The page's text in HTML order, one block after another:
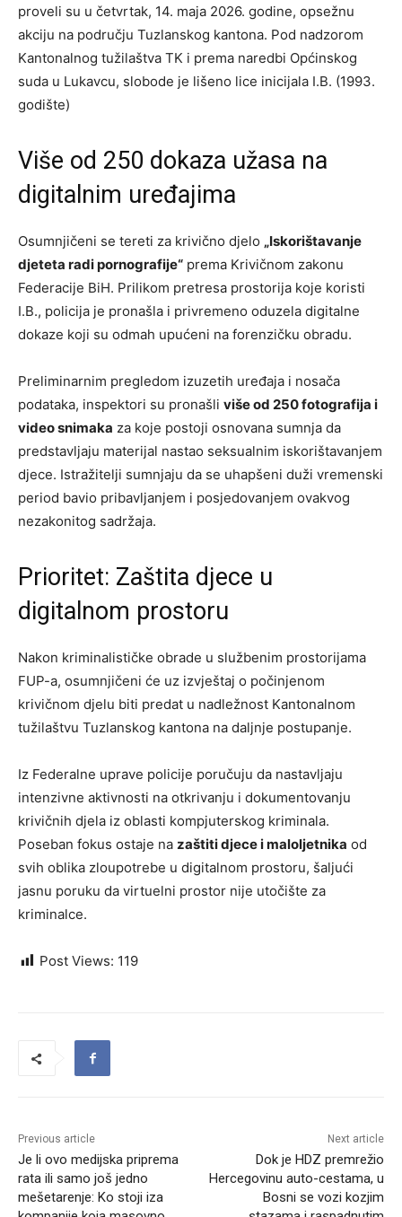
proveli su u četvrtak, 14. maja 2026. godine, opsežnu
akciju na području Tuzlanskog kantona. Pod nadzorom
Kantonalnog tužilaštva TK i prema naredbi Općinskog
suda u Lukavcu, slobode je lišeno lice inicijala I.B. (1993.
godište)
Više od 250 dokaza užasa na
digitalnim uređajima
Osumnjičeni se tereti za krivično djelo „Iskorištavanje
djeteta radi pornografije“ prema Krivičnom zakonu
Federacije BiH. Prilikom pretresa prostorija koje koristi
I.B., policija je pronašla i privremeno oduzela digitalne
dokaze koji su odmah upućeni na forenzičku obradu.
Preliminarnim pregledom izuzetih uređaja i nosača
podataka, inspektori su pronašli više od 250 fotografija i
video snimaka za koje postoji osnovana sumnja da
predstavljaju materijal nastao seksualnim iskorištavanjem
djece. Istražitelji sumnjaju da se uhapšeni duži vremenski
period bavio pribavljanjem i posjedovanjem ovakvog
nezakonitog sadržaja.
Prioritet: Zaštita djece u
digitalnom prostoru
Nakon kriminalističke obrade u službenim prostorijama
FUP-a, osumnjičeni će uz izvještaj o počinjenom
krivičnom djelu biti predat u nadležnost Kantonalnom
tužilaštvu Tuzlanskog kantona na daljnje postupanje.
Iz Federalne uprave policije poručuju da nastavljaju
intenzivne aktivnosti na otkrivanju i dokumentovanju
krivičnih djela iz oblasti kompjuterskog kriminala.
Poseban fokus ostaje na zaštiti djece i maloljetnika od
svih oblika zloupotrebe u digitalnom prostoru, šaljući
jasnu poruku da virtuelni prostor nije utočište za
kriminalce.
Post Views: 119
Previous article
Je li ovo medijska priprema
rata ili samo još jedno
mešetarenje: Ko stoji iza
Next article
Dok je HDZ premrežio
Hercegovinu auto-cestama, u
Bosni se vozi kozjim